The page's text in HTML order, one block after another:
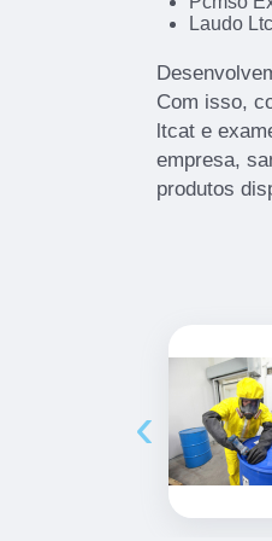
Laudo
Com isso,
ltcat e
empresa,
produtos
‹